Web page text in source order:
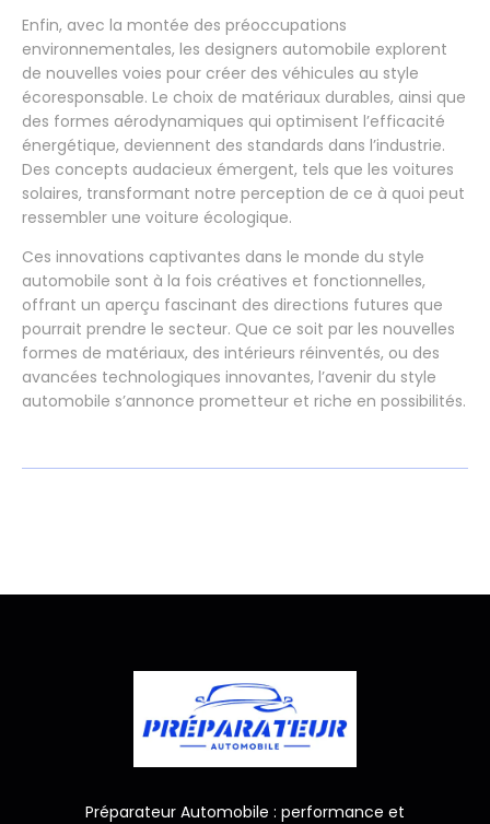
Enfin, avec la montée des préoccupations
environnementales, les designers automobile explorent
de nouvelles voies pour créer des véhicules au style
écoresponsable. Le choix de matériaux durables, ainsi que
des formes aérodynamiques qui optimisent l’efficacité
énergétique, deviennent des standards dans l’industrie.
Des concepts audacieux émergent, tels que les voitures
solaires, transformant notre perception de ce à quoi peut
ressembler une voiture écologique.
Ces innovations captivantes dans le monde du style
automobile sont à la fois créatives et fonctionnelles,
offrant un aperçu fascinant des directions futures que
pourrait prendre le secteur. Que ce soit par les nouvelles
formes de matériaux, des intérieurs réinventés, ou des
avancées technologiques innovantes, l’avenir du style
automobile s’annonce prometteur et riche en possibilités.
Préparateur Automobile : performance et